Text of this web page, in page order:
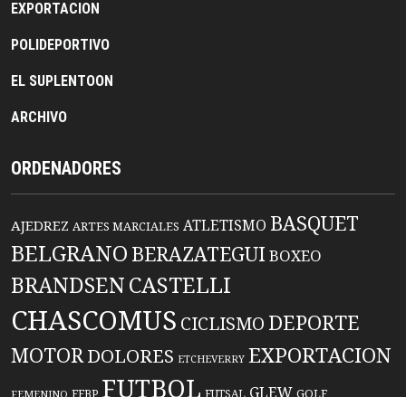
EXPORTACION
POLIDEPORTIVO
EL SUPLENTOON
ARCHIVO
ORDENADORES
AJEDREZ ARTES MARCIALES ATLETISMO BASQUET
BELGRANO BERAZATEGUIBOXEO
BRANDSENCASTELLI
CHASCOMUS CICLISMO DEPORTE
MOTORDOLORES ETCHEVERRY EXPORTACION
FEMENINO FUTBOL FUTSAL GLEW